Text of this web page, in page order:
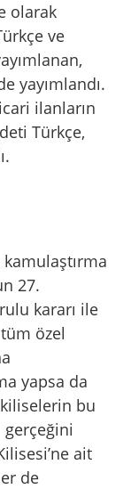
olarak
ve
yayımlandı.
ilanların
Türkçe,
27.
kararı ile
özel
yapsa da
bu
gerçeğini
ait
de